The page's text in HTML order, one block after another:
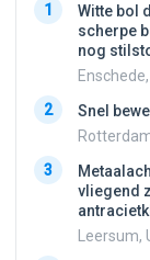
1
Witte bol
scherpe
nog
2
Snel
3
vliegend